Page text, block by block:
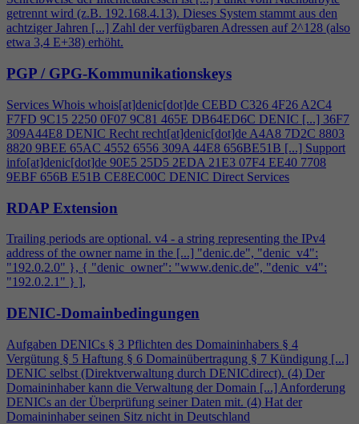
getrennt wird (z.B. 192.168.4.13). Dieses System stammt aus den
achtziger Jahren [...] Zahl der verfügbaren Adressen auf 2^128 (also
etwa 3,4 E+38) erhöht.
PGP / GPG-Kommunikationskeys
Services Whois whois[at]denic[dot]de CEBD C326 4F26 A2C4
F7FD 9C15 2250 0F07 9C81 465E DB64ED6C DENIC [...] 36F7
309A44E8 DENIC Recht recht[at]denic[dot]de A4A8 7D2C 8803
8820 9BEE 65AC 4552 6556 309A 44E8 656BE51B [...] Support
info[at]denic[dot]de 90E5 25D5 2EDA 21E3 07F4 EE40 7708
9EBF 656B E51B CE8EC00C DENIC Direct Services
RDAP Extension
Trailing periods are optional. v4 - a string representing the IPv4
address of the owner name in the [...] "denic.de", "denic_v4":
"192.0.2.0" }, { "denic_owner": "www.denic.de", "denic_v4":
"192.0.2.1" } ],
DENIC-Domainbedingungen
Aufgaben DENICs § 3 Pflichten des Domaininhabers § 4
Vergütung § 5 Haftung § 6 Domainübertragung § 7 Kündigung [...]
DENIC selbst (Direktverwaltung durch DENICdirect). (4) Der
Domaininhaber kann die Verwaltung der Domain [...] Anforderung
DENICs an der Überprüfung seiner Daten mit. (4) Hat der
Domaininhaber seinen Sitz nicht in Deutschland